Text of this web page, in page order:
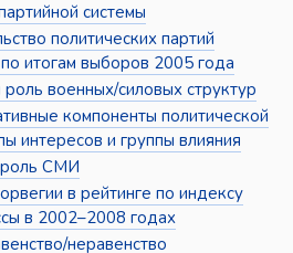
системы
политических партий
итогам выборов 2005 года
военных/силовых структур
компоненты политической
интересов и группы влияния
СМИ
в рейтинге по индексу
в 2002–2008 годах
неравенство